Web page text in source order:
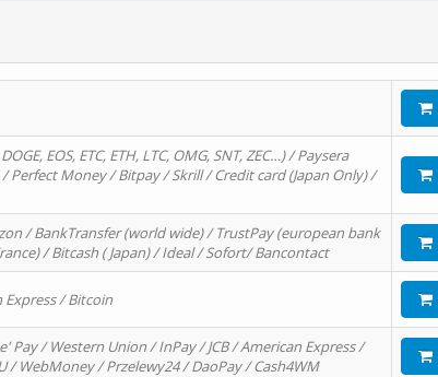
EOS, ETC, ETH, LTC, OMG, SNT, ZEC…) / Paysera
Perfect Money / Bitpay / Skrill / Credit card (Japan Only) /
/ BankTransfer (world wide) / TrustPay (european bank
/ Bitcash ( Japan) / Ideal / Sofort/ Bancontact
/ Bitcoin
/ Western Union / InPay / JCB / American Express /
/ WebMoney / Przelewy24 / DaoPay / Cash4WM